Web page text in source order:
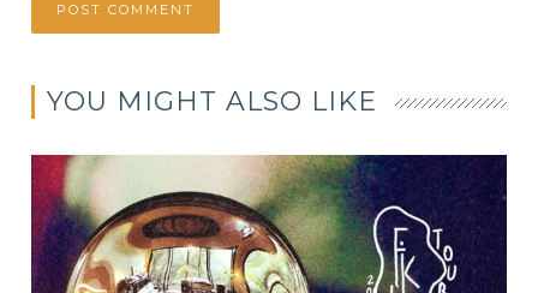
YOU MIGHT ALSO LIKE